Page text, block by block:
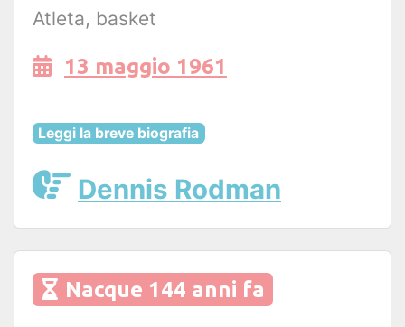
Atleta, basket
13 maggio 1961
Leggi la breve biografia
Dennis Rodman
Nacque 144 anni fa